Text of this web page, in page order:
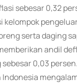
sebesar 0,32
serta daging
andil
0,03 persen.